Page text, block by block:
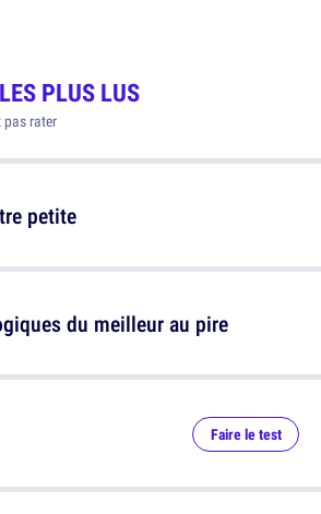
LES PLUS LUS
pas rater
petite
du meilleur au pire
Faire le test